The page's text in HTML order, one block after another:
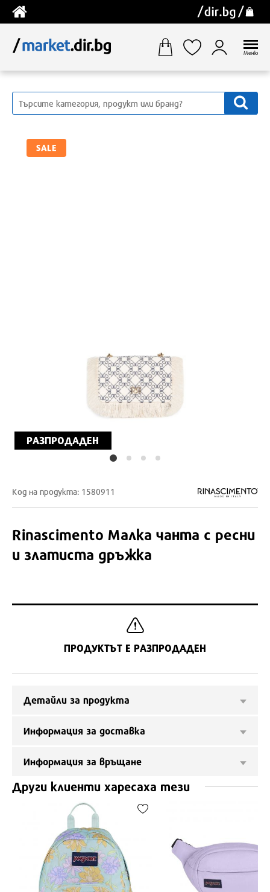
Меню
SALE
РАЗПРОДАДЕН
Код на продукта: 1580911
Rinascimento Малка чанта с ресни
и златиста дръжка
ПРОДУКТЪТ Е РАЗПРОДАДЕН
Детайли за продукта
Информация за доставка
Информация за връщане
Други клиенти харесаха тези